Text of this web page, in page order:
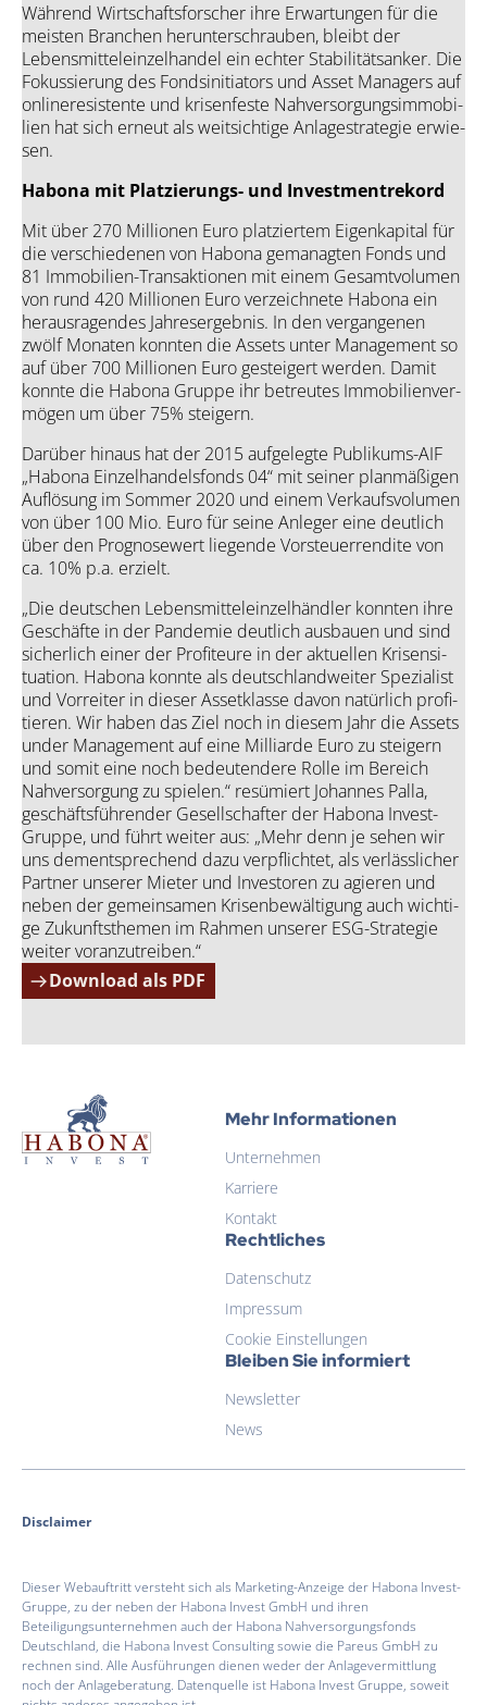
Wäh­rend Wirt­schafts­for­scher ihre Erwar­tun­gen für die
meis­ten Bran­chen her­un­ter­schrau­ben, bleibt der
Lebens­mit­tel­ein­zel­han­del ein ech­ter Sta­bi­li­täts­an­ker. Die
Fokus­sie­rung des Fonds­in­itia­tors und Asset Mana­gers auf
online­re­sis­ten­te und kri­sen­fes­te Nah­ver­sor­gungs­im­mo­bi­
li­en hat sich erneut als weit­sich­ti­ge Anla­ge­stra­te­gie erwie­
sen.
Hab­o­na mit Plat­zie­rungs- und Invest­ment­re­kord
Mit über 270 Mil­lio­nen Euro plat­zier­tem Eigen­ka­pi­tal für
die ver­schie­de­nen von Hab­o­na gema­nag­ten Fonds und
81 Immo­bi­li­en-Trans­ak­tio­nen mit einem Gesamt­vo­lu­men
von rund 420 Mil­lio­nen Euro ver­zeich­ne­te Hab­o­na ein
her­aus­ra­gen­des Jah­res­er­geb­nis. In den ver­gan­ge­nen
zwölf Mona­ten konn­ten die Assets unter Manage­ment so
auf über 700 Mil­lio­nen Euro gestei­gert wer­den. Damit
konn­te die Hab­o­na Grup­pe ihr betreu­tes Immo­bi­li­en­ver­
mö­gen um über 75% stei­gern.
Dar­über hin­aus hat der 2015 auf­ge­leg­te Publi­kums-AIF
„Hab­o­na Ein­zel­han­dels­fonds 04“ mit sei­ner plan­mä­ßi­gen
Auf­lö­sung im Som­mer 2020 und einem Ver­kaufs­vo­lu­men
von über 100 Mio. Euro für sei­ne Anle­ger eine deut­lich
über den Pro­gno­se­wert lie­gen­de Vor­steu­er­ren­di­te von
ca. 10% p.a. erzielt.
„Die deut­schen Lebens­mit­tel­ein­zel­händ­ler konn­ten ihre
Geschäf­te in der Pan­de­mie deut­lich aus­bau­en und sind
sicher­lich einer der Pro­fi­teu­re in der aktu­el­len Kri­sen­si­
tua­ti­on. Hab­o­na konn­te als deutsch­land­wei­ter Spe­zia­list
und Vor­rei­ter in die­ser Asset­klas­se davon natür­lich pro­fi­
tie­ren. Wir haben das Ziel noch in die­sem Jahr die Assets
under Manage­ment auf eine Mil­li­ar­de Euro zu stei­gern
und somit eine noch bedeu­ten­de­re Rol­le im Bereich
Nah­ver­sor­gung zu spie­len.“ resü­miert Johan­nes Pal­la,
geschäfts­füh­ren­der Gesell­schaf­ter der Hab­o­na Invest-
Grup­pe, und führt wei­ter aus: „Mehr denn je sehen wir
uns dem­entspre­chend dazu ver­pflich­tet, als ver­läss­li­cher
Part­ner unse­rer Mie­ter und Inves­to­ren zu agie­ren und
neben der gemein­sa­men Kri­sen­be­wäl­ti­gung auch wich­ti­
ge Zukunfts­the­men im Rah­men unse­rer ESG-Stra­te­gie
wei­ter vor­an­zu­trei­ben.“
Download als PDF
Habona Invest GmbH
Mehr Informationen
Unternehmen
Karriere
Kontakt
Rechtliches
Datenschutz
Impressum
Cookie Einstellungen
Bleiben Sie informiert
Newsletter
News
Disclaimer
Dieser Webauftritt versteht sich als Marketing-Anzeige der Habona Invest-
Gruppe, zu der neben der Habona Invest GmbH und ihren
Beteiligungsunternehmen auch der Habona Nahversorgungsfonds
Deutschland, die Habona Invest Consulting sowie die Pareus GmbH zu
rechnen sind. Alle Ausführungen dienen weder der Anlagevermittlung
noch der Anlageberatung. Datenquelle ist Habona Invest Gruppe, soweit